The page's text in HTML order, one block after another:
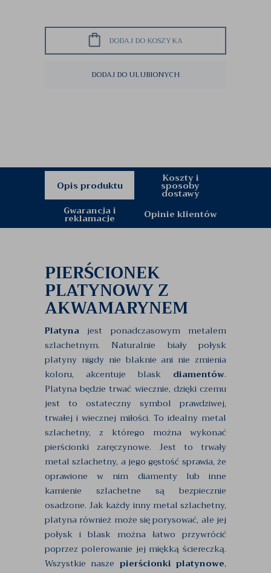
DODAJ DO KOSZYKA
DODAJ DO ULUBIONYCH
Opis produktu
Koszty i
sposoby
dostawy
Gwarancja i
reklamacje Opinie klientów
PIERŚCIONEK
PLATYNOWY Z
AKWAMARYNEM
Platyna jest ponadczasowym metalem
szlachetnym. Naturalnie biały połysk
platyny nigdy nie blaknie ani nie zmienia
koloru, akcentuje blask diamentów.
Platyna będzie trwać wiecznie, dzięki czemu
jest to ostateczny symbol prawdziwej,
trwałej i wiecznej miłości. To idealny metal
szlachetny, z którego można wykonać
pierścionki zaręczynowe. Jest to trwały
metal szlachetny, a jego gęstość sprawia, że
oprawione w nim diamenty lub inne
kamienie szlachetne są bezpiecznie
osadzone. Jak każdy inny metal szlachetny,
platyna również może się porysować, ale jej
połysk i blask można łatwo przywrócić
poprzez polerowanie jej miękką ściereczką.
Wszystkie nasze pierścionki platynowe,